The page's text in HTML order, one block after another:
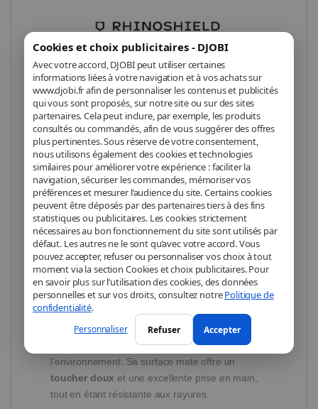
Cookies et choix publicitaires - DJOBI
Avec votre accord, DJOBI peut utiliser certaines
informations liées à votre navigation et à vos achats sur
www.djobi.fr afin de personnaliser les contenus et publicités
qui vous sont proposés, sur notre site ou sur des sites
partenaires. Cela peut inclure, par exemple, les produits
consultés ou commandés, afin de vous suggérer des offres
plus pertinentes. Sous réserve de votre consentement,
nous utilisons également des cookies et technologies
similaires pour améliorer votre expérience : faciliter la
navigation, sécuriser les commandes, mémoriser vos
préférences et mesurer l’audience du site. Certains cookies
peuvent être déposés par des partenaires tiers à des fins
statistiques ou publicitaires. Les cookies strictement
nécessaires au bon fonctionnement du site sont utilisés par
défaut. Les autres ne le sont qu’avec votre accord. Vous
pouvez accepter, refuser ou personnaliser vos choix à tout
moment via la section Cookies et choix publicitaires. Pour
en savoir plus sur l’utilisation des cookies, des données
personnelles et sur vos droits, consultez notrePolitique de
confidentialité.
Personnaliser Refuser Accepter
Protection ultime contre les chocs
La coqueSolidSuitest conçue pour offrir une
protection exceptionnelle à votreSamsung S25
Fabriquée avec la technologie exclusive
ShockSpread™deRhinoShield, elle garantit
une absorption des chocs jusqu'à3,5 mètres,
surpassant largement les normes militaires.
Son design monobloc, fin et léger, épouse
parfaitement les courbes de votre téléphone tout
en assurant une protection optimale contre les
chutes, les rayures et les impacts du quotidien.
Matériaux durables et respectueux
Fabriquée à partir de matériaux sans BPA, la
coque SolidSuit est non seulement robuste, mais
également respectueuse de votre santé et de
l’environnement. Sa surface mate offre un
toucher doux et une excellente prise en main,
tout en étant résistante aux rayures.